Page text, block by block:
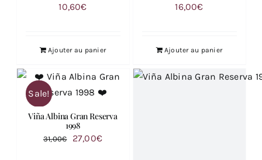
10,60€
Ajouter au panier
16,00€
Ajouter au panier
Sale!
Viña Albina Gran Reserva
1998
31,00€
Le
27,00€Le